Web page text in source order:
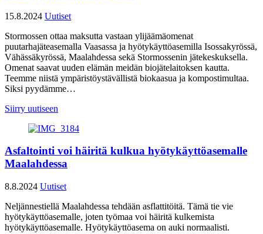
15.8.2024 Uutiset
Stormossen ottaa maksutta vastaan ylijäämäomenat
puutarhajäteasemalla Vaasassa ja hyötykäyttöasemilla Isossakyrössä,
Vähässäkyrössä, Maalahdessa sekä Stormossenin jätekeskuksella.
Omenat saavat uuden elämän meidän biojätelaitoksen kautta.
Teemme niistä ympäristöystävällistä biokaasua ja kompostimultaa.
Siksi pyydämme…
Siirry uutiseen
Asfaltointi voi häiritä kulkua hyötykäyttöasemalle
Maalahdessa
8.8.2024 Uutiset
Neljännestiellä Maalahdessa tehdään asflattitöitä. Tämä tie vie
hyötykäyttöasemalle, joten työmaa voi häiritä kulkemista
hyötykäyttöasemalle. Hyötykäyttöasema on auki normaalisti.